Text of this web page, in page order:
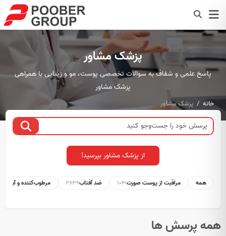
پزشک مشاور
پاسخ علمی و شفاف به سوالات تخصصی پوست، مو و زیبایی با همراهی
پزشک مشاور
خانه پزشک مشاور
از پزشک مشاور بپرسید!
همه مراقبت از پوست صورت1041 ضد آفتاب3639 مرطوب‌کننده و آبرسان
همه پرسش ها